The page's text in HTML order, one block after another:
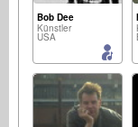
Bob Dee
Künstler
USA